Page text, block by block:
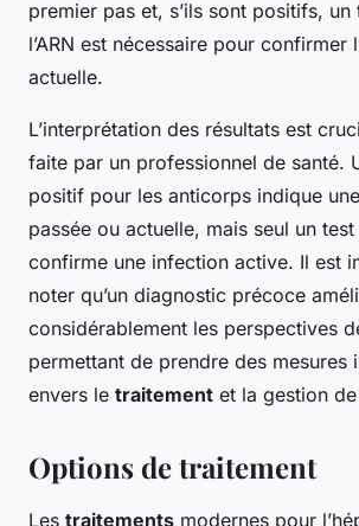
premier pas et, s’ils sont positifs,
l’ARN est nécessaire pour confirmer
actuelle.
L’interprétation des résultats est
faite par un professionnel de santé.
positif pour les anticorps indique
passée ou actuelle, mais seul un
confirme une infection active. Il est
noter qu’un diagnostic précoce
considérablement les perspectives
permettant de prendre des mesures
envers le traitement et la gestion
Options de traitement
Les traitements modernes pour